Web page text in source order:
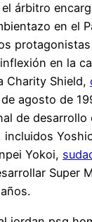
árbitro
en el
en la
Charity Shield,
agosto de
de desarrollo
Yokoi,
Super